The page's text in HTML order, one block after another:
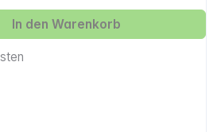
Wert ein
In den Warenkorb